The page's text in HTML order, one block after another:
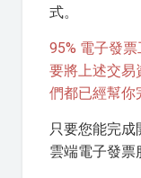
式。
95% 電子發
要將上述交易
們都已經幫你
只要您能完
雲端電子發票